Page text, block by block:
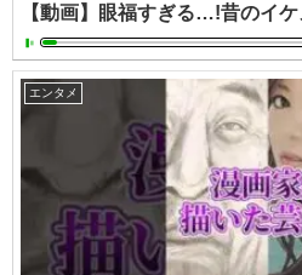
【動画】眼福すぎる…!昔のイ
エンタメ